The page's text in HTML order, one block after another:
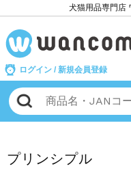
犬猫用品専門店
ログイン / 新規会員登録
プリンシプル